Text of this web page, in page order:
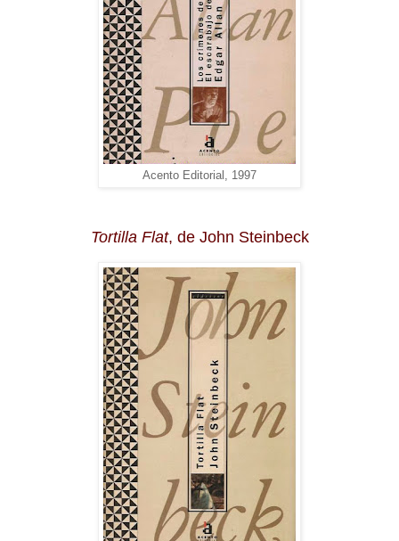
Acento Editorial, 1997
Tortilla Flat, de John Steinbeck